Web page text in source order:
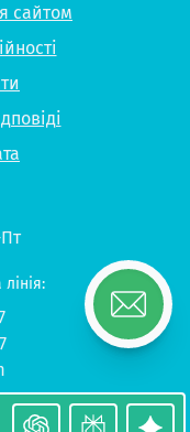
сайтом
в Польщі»